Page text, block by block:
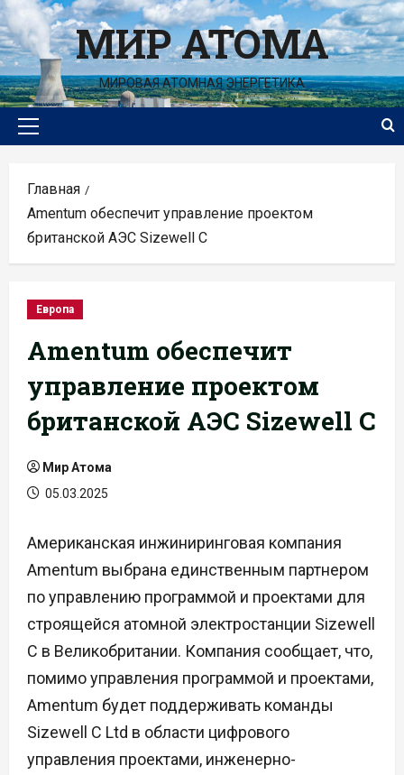
Перейти
к
содержимомуМИР АТОМА
МИРОВАЯ АТОМНАЯ ЭНЕРГЕТИКА
Основное
Главная
Amentum обеспечит управление проектом
британской АЭС Sizewell C
Европа
Amentum обеспечит
управление проектом
британской АЭС Sizewell C
Мир Атома
05.03.2025
Американская инжиниринговая компания
Amentum выбрана единственным партнером
по управлению программой и проектами для
строящейся атомной электростанции Sizewell
C в Великобритании. Компания сообщает, что,
помимо управления программой и проектами,
Amentum будет поддерживать команды
Sizewell C Ltd в области цифрового
управления проектами, инженерно-